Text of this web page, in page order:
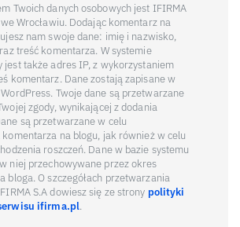
Twoich danych osobowych jest IFIRMA
Wrocławiu. Dodając komentarz na
nam swoje dane: imię i nazwisko,
treść komentarza. W systemie
jest także adres IP, z wykorzystaniem
komentarz. Dane zostają zapisane w
Twoje dane są przetwarzane
zgody, wynikającej z dodania
są przetwarzane w celu
na blogu, jak również w celu
roszczeń. Dane w bazie systemu
niej przechowywane przez okres
bloga. O szczegółach przetwarzania
S.A dowiesz się ze strony polityki
ifirma.pl.